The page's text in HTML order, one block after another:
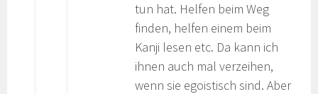
tun hat. Helfen beim Weg
finden, helfen einem beim
Kanji lesen etc. Da kann ich
ihnen auch mal verzeihen,
wenn sie egoistisch sind. Aber